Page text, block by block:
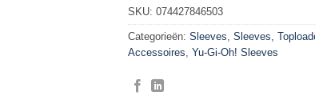
SKU: 074427846503
Categorieën: Sleeves, Sleeves,
Accessoires, Yu-Gi-Oh! Sleeves